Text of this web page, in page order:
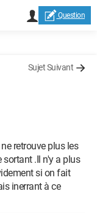
Question
Sujet Suivant
retrouve plus les
sortant .Il n'y a plus
si on fait
inerrant à ce